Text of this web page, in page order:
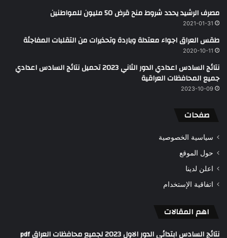
مصرف الرشيد يحدد شروط منح قرض 50 مليون للمواطنين
2021-01-31
طقس العراق اجواء معتدلة وباردة وتحذيرات من التقلبات المفاجئة
2020-10-11
نتائج السادس اعدادي الدور الثاني 2023 تحميل نتائج السادس اعدادي
جميع المحافظات العراقية
2023-10-09
صفحات
سياسية الخصوصية
حول الموقع
اعلن لدينا
اتفاقية الإستخدام
اهم المقالات
نتائج السادس ابتدائي الدور الاول 2023 لجميع محافظات العراق pdf